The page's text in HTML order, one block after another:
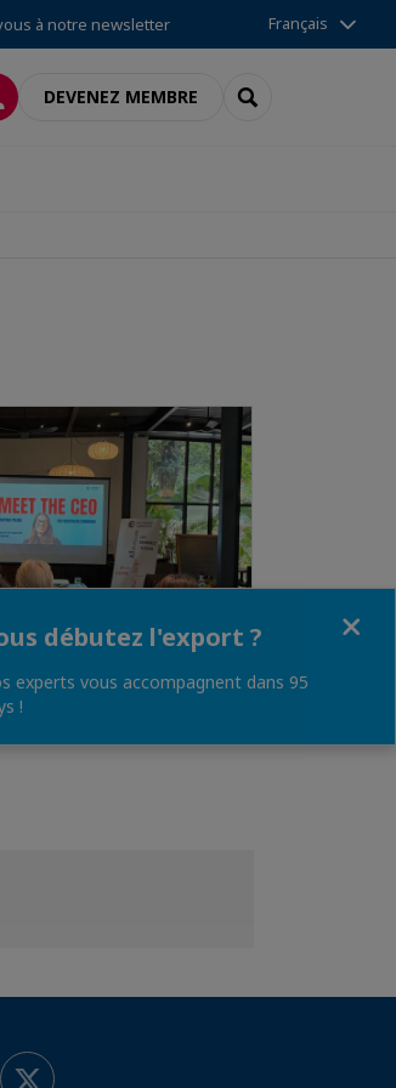
à notre newsletter Français
DEVENEZ MEMBRE RECHERCHER
CEO
débutez l'export ?
experts vous accompagnent dans 95
!